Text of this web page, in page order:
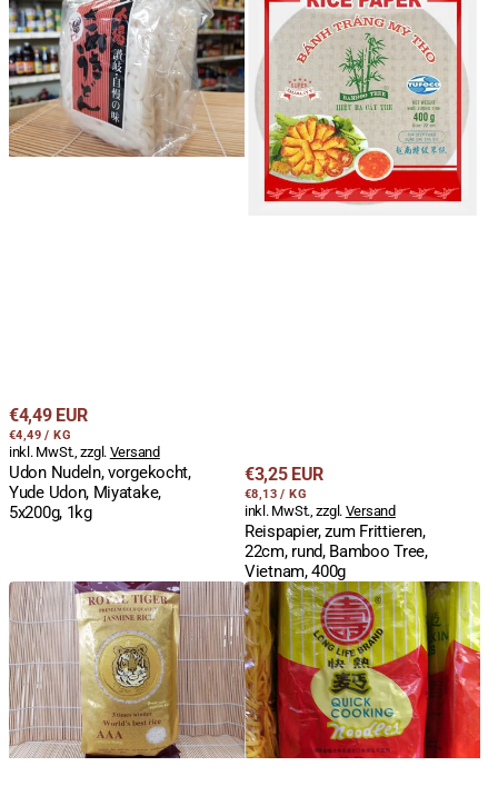
Nudeln,
vorgekocht,
Yude
Udon,
Miyatake,
5x200g,
1kg
Regulärer
Preis
€4,49 EUR
STÜCKPREIS
€4,49 / PRO
KG
inkl. MwSt., zzgl. Versand
Udon Nudeln, vorgekocht,
Yude Udon, Miyatake,
5x200g, 1kg
zum
Frittieren,
22cm,
rund,
Bamboo
Tree,
Vietnam,
400g
Regulärer
Preis
€3,25 EUR
STÜCKPREIS
€8,13 / PRO
KG
inkl. MwSt., zzgl. Versand
Reispapier, zum Frittieren,
22cm, rund, Bamboo Tree,
Vietnam, 400g
Duftreis,
ganzes
Korn,
Jasmin,
Royal
Tiger
GOLD,
extra
lang,
Nudeln
zum
Braten,
Mie
Nudeln,
Quick
Cooking,
Long
Life